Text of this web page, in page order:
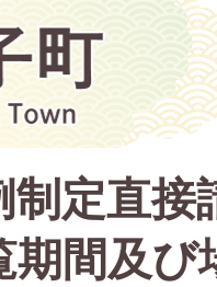
制定直
期間及び